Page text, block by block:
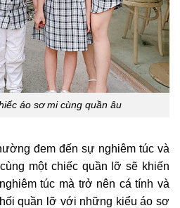
áo sơ mi cùng quần âu
đem đến sự nghiêm túc và
một chiếc quần lỡ sẽ khiến
túc mà trở nên cá tính và
quần lỡ với những kiểu áo sơ